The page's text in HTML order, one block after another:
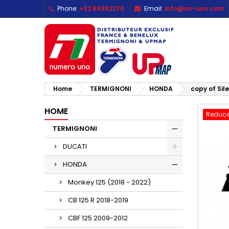
Phone: +32 69362270 Email: info@no-uno.com
Home TERMIGNONI HONDA copy of
HOME
TERMIGNONI
DUCATI
HONDA
Monkey 125 (2018 - 2022)
CB 125 R 2018-2019
CBF 125 2009-2012